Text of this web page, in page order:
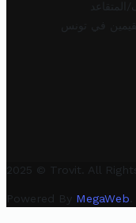
في تونس
2025 © Trovit. All
Powered By MegaWeb